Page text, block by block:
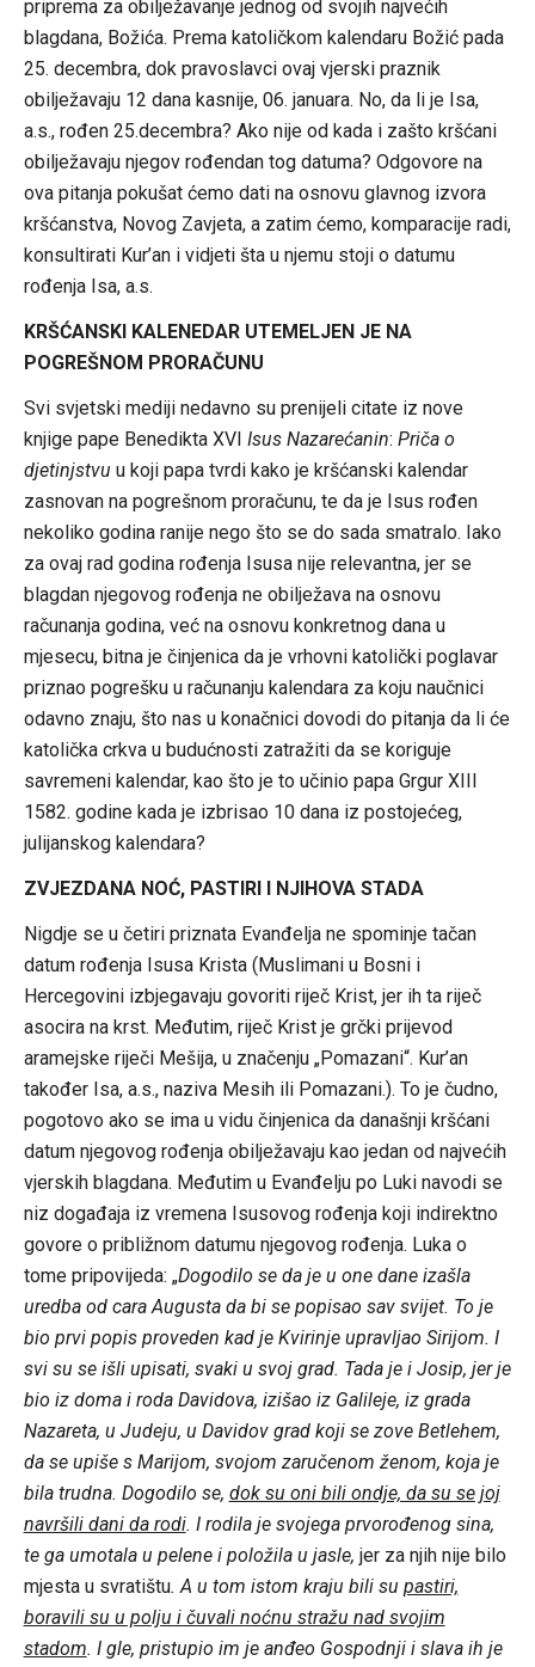
priprema za obilježavanje jednog od svojih najvećih
blagdana, Božića. Prema katoličkom kalendaru Božić pada
25. decembra, dok pravoslavci ovaj vjerski praznik
obilježavaju 12 dana kasnije, 06. januara. No, da li je Isa,
a.s., rođen 25.decembra? Ako nije od kada i zašto kršćani
obilježavaju njegov rođendan tog datuma? Odgovore na
ova pitanja pokušat ćemo dati na osnovu glavnog izvora
kršćanstva, Novog Zavjeta, a zatim ćemo, komparacije radi,
konsultirati Kur’an i vidjeti šta u njemu stoji o datumu
rođenja Isa, a.s.
KRŠĆANSKI KALENEDAR UTEMELJEN JE NA
POGREŠNOM PRORAČUNU
Svi svjetski mediji nedavno su prenijeli citate iz nove
knjige pape Benedikta XVI Isus Nazarećanin: Priča o
djetinjstvu u koji papa tvrdi kako je kršćanski kalendar
zasnovan na pogrešnom proračunu, te da je Isus rođen
nekoliko godina ranije nego što se do sada smatralo. Iako
za ovaj rad godina rođenja Isusa nije relevantna, jer se
blagdan njegovog rođenja ne obilježava na osnovu
računanja godina, već na osnovu konkretnog dana u
mjesecu, bitna je činjenica da je vrhovni katolički poglavar
priznao pogrešku u računanju kalendara za koju naučnici
odavno znaju, što nas u konačnici dovodi do pitanja da li će
katolička crkva u budućnosti zatražiti da se koriguje
savremeni kalendar, kao što je to učinio papa Grgur XIII
1582. godine kada je izbrisao 10 dana iz postojećeg,
julijanskog kalendara?
ZVJEZDANA NOĆ, PASTIRI I NJIHOVA STADA
Nigdje se u četiri priznata Evanđelja ne spominje tačan
datum rođenja Isusa Krista (Muslimani u Bosni i
Hercegovini izbjegavaju govoriti riječ Krist, jer ih ta riječ
asocira na krst. Međutim, riječ Krist je grčki prijevod
aramejske riječi Mešija, u značenju „Pomazani“. Kur’an
također Isa, a.s., naziva Mesih ili Pomazani.). To je čudno,
pogotovo ako se ima u vidu činjenica da današnji kršćani
datum njegovog rođenja obilježavaju kao jedan od najvećih
vjerskih blagdana. Međutim u Evanđelju po Luki navodi se
niz događaja iz vremena Isusovog rođenja koji indirektno
govore o približnom datumu njegovog rođenja. Luka o
tome pripovijeda: „Dogodilo se da je u one dane izašla
uredba od cara Augusta da bi se popisao sav svijet. To je
bio prvi popis proveden kad je Kvirinje upravljao Sirijom. I
svi su se išli upisati, svaki u svoj grad. Tada je i Josip, jer je
bio iz doma i roda Davidova, izišao iz Galileje, iz grada
Nazareta, u Judeju, u Davidov grad koji se zove Betlehem,
da se upiše s Marijom, svojom zaručenom ženom, koja je
bila trudna. Dogodilo se, dok su oni bili ondje, da su se joj
navršili dani da rodi. I rodila je svojega prvorođenog sina,
te ga umotala u pelene i položila u jasle, jer za njih nije bilo
mjesta u svratištu. A u tom istom kraju bili su pastiri,
boravili su u polju i čuvali noćnu stražu nad svojim
stadom. I gle, pristupio im je anđeo Gospodnji i slava ih je